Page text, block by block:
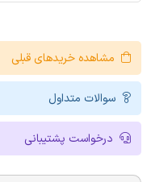
مشاهده خریدهای قبلی
سوالات متداول
درخواست پشتیبانی